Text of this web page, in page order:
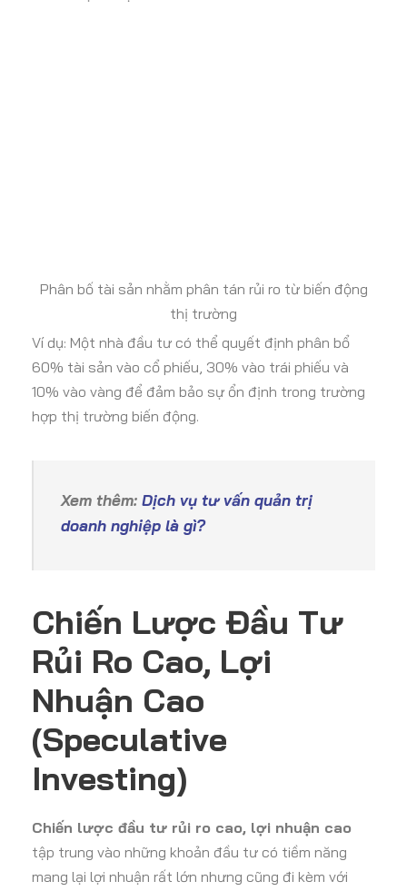
Phân bố tài sản nhằm phân tán rủi ro từ biến động
thị trường
Ví dụ: Một nhà đầu tư có thể quyết định phân bổ
60% tài sản vào cổ phiếu, 30% vào trái phiếu và
10% vào vàng để đảm bảo sự ổn định trong trường
hợp thị trường biến động.
Xem thêm: Dịch vụ tư vấn quản trị
doanh nghiệp là gì?
Chiến Lược Đầu Tư
Rủi Ro Cao, Lợi
Nhuận Cao
(Speculative
Investing)
Chiến lược đầu tư rủi ro cao, lợi nhuận cao
tập trung vào những khoản đầu tư có tiềm năng
mang lại lợi nhuận rất lớn nhưng cũng đi kèm với